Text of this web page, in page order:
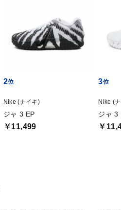
2
Nike (ナイキ)
ジャ 3 EP
￥11,499
3
Nike (
ジャ 3
￥